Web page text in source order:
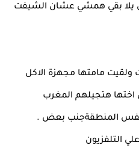
يلا بقي همشي عشان الشيفت
ولقيت مامتها مجهزة الاكل
هتجيلهم المغرب
نفس المنطقةجنب بعض .
التلفزيون